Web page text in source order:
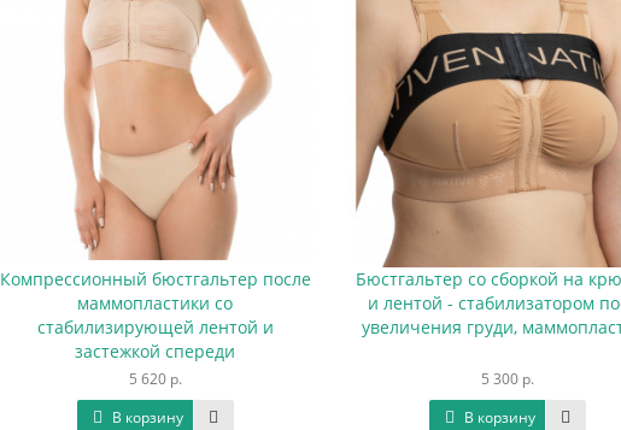
Компрессионный бюстгальтер после
маммопластики со
стабилизирующей лентой и
застежкой спереди
5 620 р.
В корзину
Бюстгальтер со сборкой на
и лентой - стабилизатором
увеличения груди,
5 300 р.
В корзину